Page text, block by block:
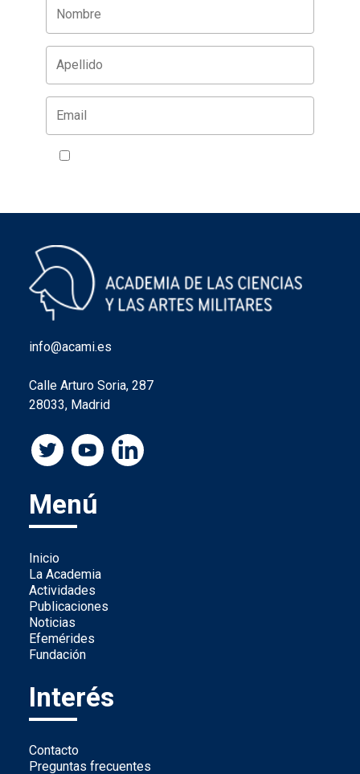
info@acami.es
Calle Arturo Soria, 287
28033, Madrid
Menú
Inicio
La Academia
Actividades
Publicaciones
Noticias
Efemérides
Fundación
Interés
Contacto
Preguntas frecuentes